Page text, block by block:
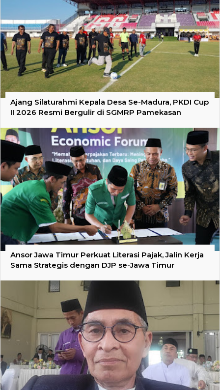
Ajang Silaturahmi Kepala Desa Se-Madura, PKDI Cup
II 2026 Resmi Bergulir di SGMRP Pamekasan
Ansor Jawa Timur Perkuat Literasi Pajak, Jalin Kerja
Sama Strategis dengan DJP se-Jawa Timur